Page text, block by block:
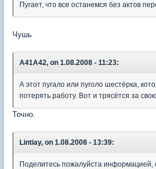
Пугает, что все останемся без актов
Чушь
A41A42, on 1.08.2008 - 11:23:
А этот пугало или пуголо шестёрка,
потерять работу. Вот и трясётся за
Точно.
Lintiay, on 1.08.2008 - 13:39:
Поделитесь пожалуйста информацией,